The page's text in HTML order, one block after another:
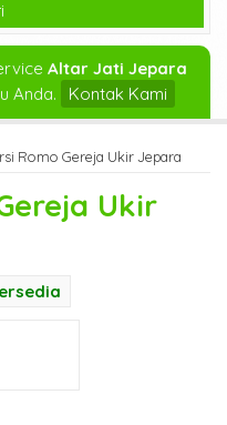
Altar Jati Jepara
Anda.
Kontak Kami
Romo Gereja Ukir Jepara
Ukir